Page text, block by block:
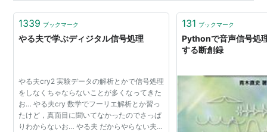
ラジオを選ぶための3つの基準 用途別の…
1339 ブックマーク
やる夫で学ぶディジタル信号処理
やる夫cry2 実験データの解析とかで信号処理
をしなくちゃならないことが多くなってきた
お… やる夫cry 数学でフーリエ解析とか習っ
たけど，真面目に聞いてなかったのでさっぱ
りわからないお… やる夫 だからやらない夫に
131 ブックマーク
Pythonで音声信号処
する断創録